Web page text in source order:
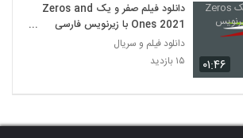
۰۱:۴۶
دانلود فیلم صفر و یک Zeros and
Ones 2021 با زیرنویس فارسی
چسبیده
دانلود فیلم و سریال
۱۵ بازدید